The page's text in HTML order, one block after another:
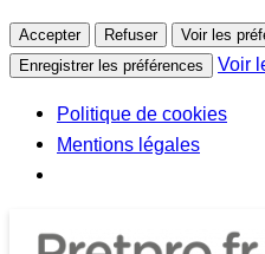
Accepter Refuser
Voir les
Enregistrer les préférences
Voir
Politique de cookies
Mentions légales